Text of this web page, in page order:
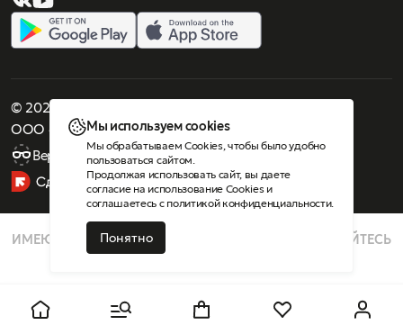
© 2026 Роскошное зрение. Все права защищены
ООО «Люнеттес-оптика»
Версия для слабовидящих
ИМЕЮТСЯ ПРОТИВОПОКАЗАНИЯ, ПРОКОНСУЛЬТИРУЙТЕСЬ
СО СПЕЦИАЛИСТОМ
Мы используем cookies
Мы обрабатываем Cookies, чтобы было удобно
пользоваться сайтом.
Продолжая использовать сайт, вы даете
согласие на использование Cookiesи
соглашаетесь с политикой конфиденциальности.
Понятно